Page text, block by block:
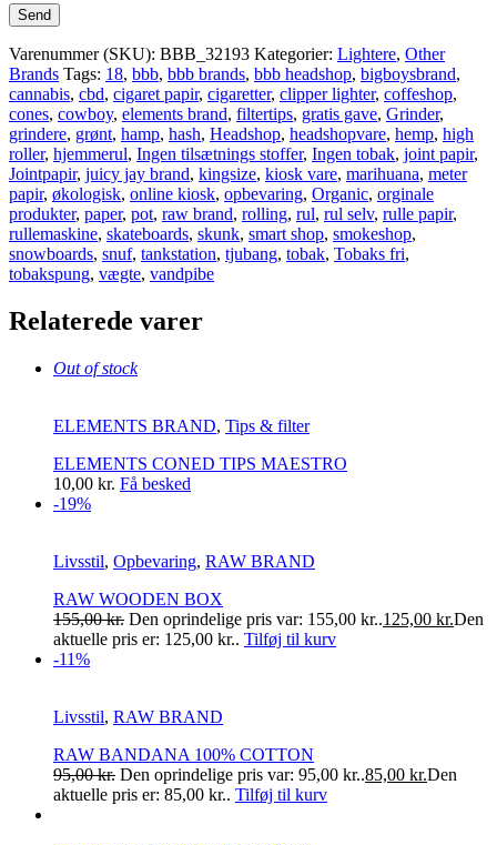
Varenummer (SKU): BBB_32193 Kategorier: Lightere, Other
Brands Tags: 18, bbb, bbb brands, bbb headshop, bigboysbrand,
cannabis, cbd, cigaret papir, cigaretter, clipper lighter, coffeshop,
cones, cowboy, elements brand, filtertips, gratis gave, Grinder,
grindere, grønt, hamp, hash, Headshop, headshopvare, hemp, high
roller, hjemmerul, Ingen tilsætnings stoffer, Ingen tobak, joint papir,
Jointpapir, juicy jay brand, kingsize, kiosk vare, marihuana, meter
papir, økologisk, online kiosk, opbevaring, Organic, orginale
produkter, paper, pot, raw brand, rolling, rul, rul selv, rulle papir,
rullemaskine, skateboards, skunk, smart shop, smokeshop,
snowboards, snuf, tankstation, tjubang, tobak, Tobaks fri,
tobakspung, vægte, vandpibe
Relaterede varer
Out of stock
ELEMENTS BRAND, Tips & filter
ELEMENTS CONED TIPS MAESTRO
10,00 kr. Få besked
-19%
Livsstil, Opbevaring, RAW BRAND
RAW WOODEN BOX
155,00kr. Den oprindelige pris var: 155,00 kr..125,00 kr.Den
aktuelle pris er: 125,00 kr.. Tilføj til kurv
-11%
Livsstil, RAW BRAND
RAW BANDANA 100% COTTON
95,00kr. Den oprindelige pris var: 95,00 kr..85,00 kr.Den
aktuelle pris er: 85,00 kr.. Tilføj til kurv